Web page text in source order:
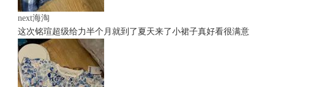
next海淘
这次铭瑄超级给力半个月就到了夏天来了小裙子真好看很满意